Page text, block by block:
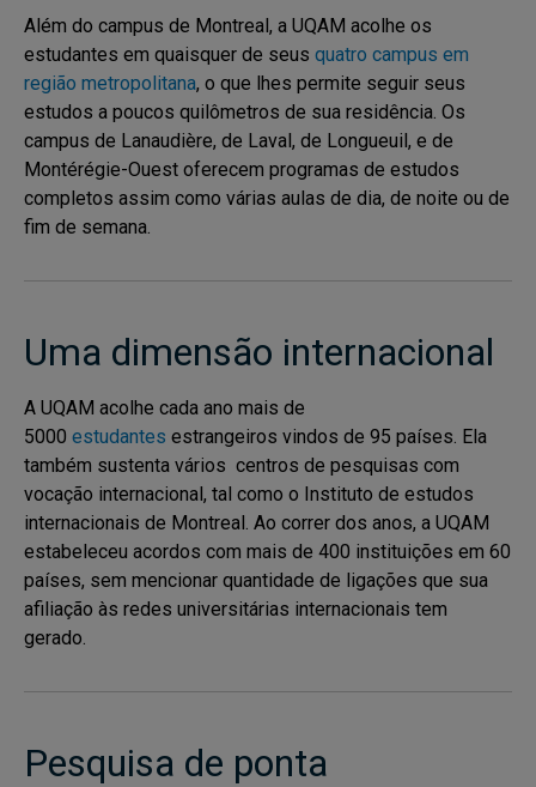
Além do campus de Montreal, a UQAM acolhe os
estudantes em quaisquer de seus quatro campus em
região metropolitana, o que lhes permite seguir seus
estudos a poucos quilômetros de sua residência. Os
campus de Lanaudière, de Laval, de Longueuil, e de
Montérégie-Ouest oferecem programas de estudos
completos assim como várias aulas de dia, de noite ou de
fim de semana.
Uma dimensão internacional
A UQAM acolhe cada ano mais de
5000 estudantes estrangeiros vindos de 95 países. Ela
também sustenta vários centros de pesquisas com
vocação internacional, tal como o Instituto de estudos
internacionais de Montreal. Ao correr dos anos, a UQAM
estabeleceu acordos com mais de 400 instituições em 60
países, sem mencionar quantidade de ligações que sua
afiliação às redes universitárias internacionais tem
gerado.
Pesquisa de ponta